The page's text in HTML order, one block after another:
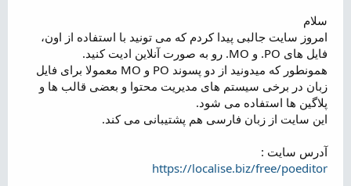
و
ع
سلام
امروز سایت جالبی پیدا کردم که می تونید با استفاده از اون،
فایل های PO. و MO. رو به صورت آنلاین ادیت کنید.
همونطور که میدونید از دو پسوند PO و MO معمولا برای فایل
زبان در برخی سیستم های مدیریت محتوا و بعضی قالب ها و
پلاگین ها استفاده می شود.
این سایت از زبان فارسی هم پشتیبانی می کند.
آدرس سایت :
https://localise.biz/free/poeditor